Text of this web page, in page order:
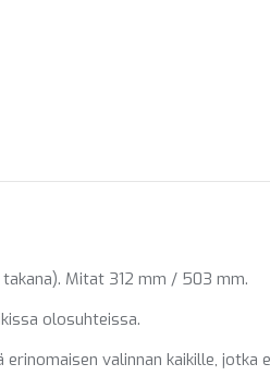
Mitat 312 mm / 503 mm.
olosuhteissa.
valinnan kaikille,